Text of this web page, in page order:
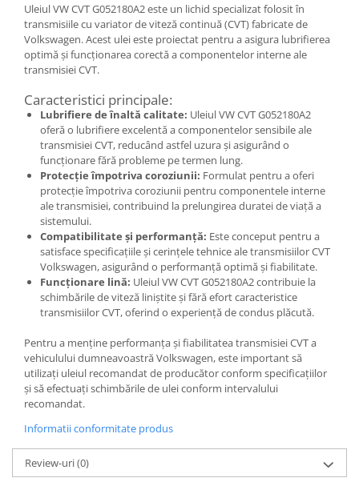
Uleiul VW CVT G052180A2 este un lichid specializat folosit în
transmisiile cu variator de viteză continuă (CVT) fabricate de
Volkswagen. Acest ulei este proiectat pentru a asigura lubrifierea
optimă și funcționarea corectă a componentelor interne ale
transmisiei CVT.
Caracteristici principale:
Lubrifiere de înaltă calitate: Uleiul VW CVT G052180A2
oferă o lubrifiere excelentă a componentelor sensibile ale
transmisiei CVT, reducând astfel uzura și asigurând o
funcționare fără probleme pe termen lung.
Protecție împotriva coroziunii: Formulat pentru a oferi
protecție împotriva coroziunii pentru componentele interne
ale transmisiei, contribuind la prelungirea duratei de viață a
sistemului.
Compatibilitate și performanță: Este conceput pentru a
satisface specificațiile și cerințele tehnice ale transmisiilor CVT
Volkswagen, asigurând o performanță optimă și fiabilitate.
Funcționare lină: Uleiul VW CVT G052180A2 contribuie la
schimbările de viteză liniștite și fără efort caracteristice
transmisiilor CVT, oferind o experiență de condus plăcută.
Pentru a menține performanța și fiabilitatea transmisiei CVT a
vehiculului dumneavoastră Volkswagen, este important să
utilizați uleiul recomandat de producător conform specificațiilor
și să efectuați schimbările de ulei conform intervalului
recomandat.
Informatii conformitate produs
Review-uri(0)